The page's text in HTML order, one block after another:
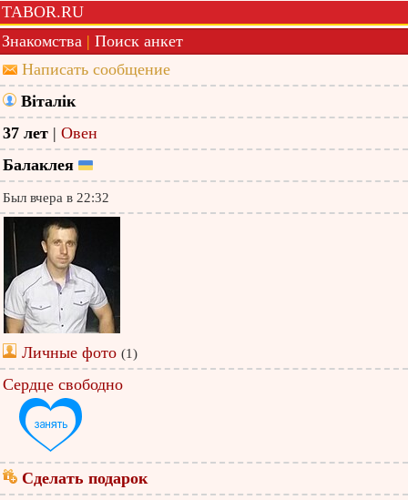
TABOR.RU
Знакомства | Поиск анкет
Написать сообщение
Віталік
37 лет | Овен
Балаклея
Был вчера в 22:32
Личные фото (1)
Сердце свободно
Сделать подарок